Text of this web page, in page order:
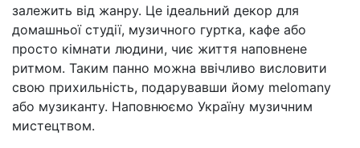
залежить від жанру. Це ідеальний декор для
домашньої студії, музичного гуртка, кафе або
просто кімнати людини, чиє життя наповнене
ритмом. Таким панно можна ввічливо висловити
свою прихильність, подарувавши йому melomanу
або музиканту. Наповнюємо Україну музичним
мистецтвом.